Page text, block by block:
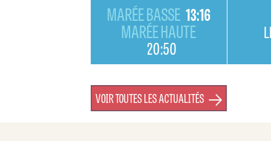
MARÉE BASSE 13:16
MARÉE HAUTE
20:50
VOIR TOUTES LES ACTUALITÉS